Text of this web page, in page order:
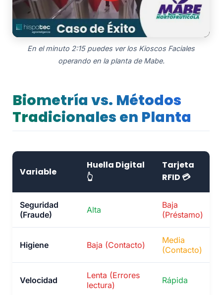
En el minuto 2:15 puedes ver los Kioscos Faciales
operando en la planta de Mabe.
Biometría vs. Métodos
Tradicionales en Planta
Variable
Huella Digital
👆
Tarjeta
RFID 💳
Seguridad
(Fraude)
Alta
Baja
(Préstamo)
Higiene Baja (Contacto)
Media
(Contacto)
Velocidad
Lenta (Errores
lectura)
Rápida